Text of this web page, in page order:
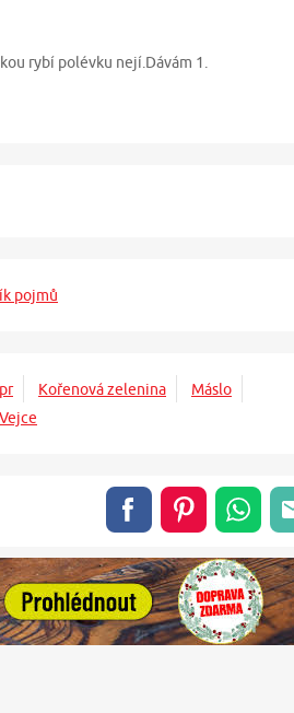
rybí polévku nejí.Dávám 1.
pojmů
Kořenová zelenina
Máslo
Vejce